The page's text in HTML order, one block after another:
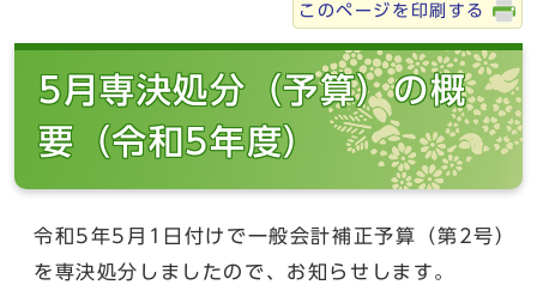
このページを印刷する
5月専決処分（予算）の概
要（令和5年度）
令和5年5月1日付けで一般会計補正予算（第2号）
を専決処分しましたので、お知らせします。